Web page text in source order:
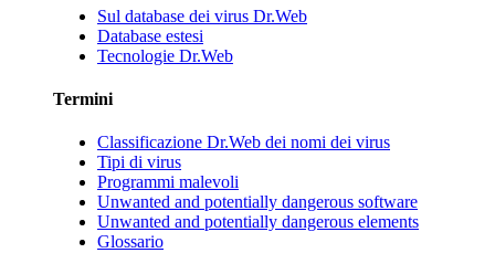
Sul database dei virus Dr.Web
Database estesi
Tecnologie Dr.Web
Termini
Classificazione Dr.Web dei nomi dei virus
Tipi di virus
Programmi malevoli
Unwanted and potentially dangerous software
Unwanted and potentially dangerous elements
Glossario